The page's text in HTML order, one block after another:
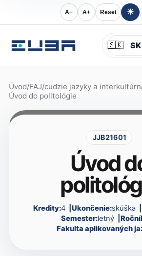
A− A+ Reset ☀
🇸🇰
Úvod/FAJ/cudzie jazyky a
Úvod do politológie
JJB21601
Úvod
Kredity:4 Ukončenie:skúška
Semester:letný
Fakulta aplikovaných